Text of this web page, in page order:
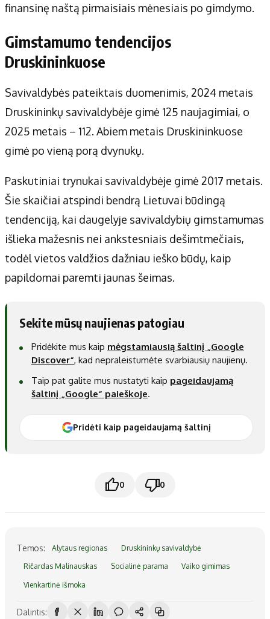
finansinę naštą pirmaisiais mėnesiais po gimdymo.
Gimstamumo tendencijos
Druskininkuose
Savivaldybės pateiktais duomenimis, 2024 metais
Druskininkų savivaldybėje gimė 125 naujagimiai, o
2025 metais – 112. Abiem metais Druskininkuose
gimė po vieną porą dvynukų.
Paskutiniai trynukai savivaldybėje gimė 2017 metais.
Šie skaičiai atspindi bendrą Lietuvai būdingą
tendenciją, kai daugelyje savivaldybių gimstamumas
išlieka mažesnis nei ankstesniais dešimtmečiais,
todėl vietos valdžios dažniau ieško būdų, kaip
papildomai paremti jaunas šeimas.
Sekite mūsų naujienas patogiau
Pridėkite mus kaip mėgstamiausią šaltinį „Google
Discover“, kad nepraleistumėte svarbiausių naujienų.
Taip pat galite mus nustatyti kaip pageidaujamą
šaltinį „Google“ paieškoje.
Pridėti kaip pageidaujamą šaltinį
0 0
Temos: Alytaus regionas Druskininkų savivaldybė
Ričardas Malinauskas Socialinė parama Vaiko gimimas
Vienkartinė išmoka
Dalintis: